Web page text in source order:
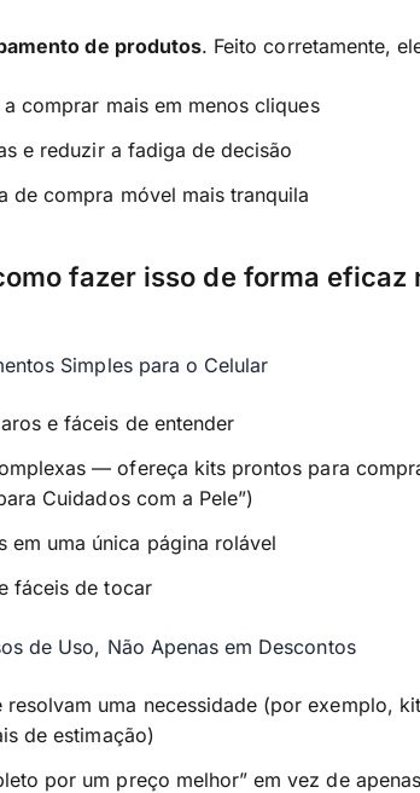
de produtos. Feito corretamente,
comprar mais em menos cliques
e reduzir a fadiga de decisão
de compra móvel mais tranquila
fazer isso de forma eficaz
Simples para o Celular
e fáceis de entender
— ofereça kits prontos para
Cuidados com a Pele”)
em uma única página rolável
fáceis de tocar
de Uso, Não Apenas em Descontos
uma necessidade (por exemplo,
de estimação)
por um preço melhor” em vez de